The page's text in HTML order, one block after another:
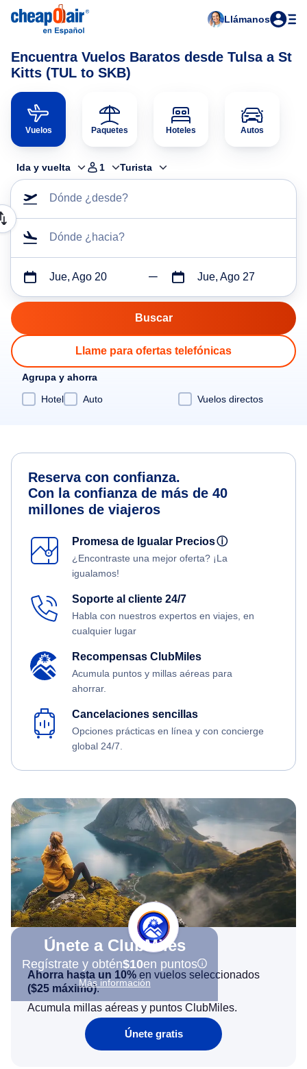
Llámanos
Encuentra Vuelos Baratos desde Tulsa a St
Kitts (TUL to SKB)
Vuelos Paquetes Hoteles Autos
Ida y vuelta 1 Turista
Dónde ¿desde?
Dónde ¿hacia?
Jue, Ago 20 Jue, Ago 27
Llame para ofertas telefónicas
Agrupa y ahorra
Hotel
Auto Vuelos directos
Reserva con confianza.
Con la confianza de más de 40
millones de viajeros
Promesa de Igualar Preciosⓘ
¿Encontraste una mejor oferta? ¡La
igualamos!
Soporte al cliente 24/7
Habla con nuestros expertos en viajes, en
cualquier lugar
Recompensas ClubMiles
Acumula puntos y millas aéreas para
ahorrar.
Cancelaciones sencillas
Opciones prácticas en línea y con concierge
global 24/7.
Únete a ClubMiles
Regístrate y obtén$10en puntos
Más información
Ahorra hasta un 10% en vuelos seleccionados
($25 máximo).
Acumula millas aéreas y puntos ClubMiles.
Únete gratis